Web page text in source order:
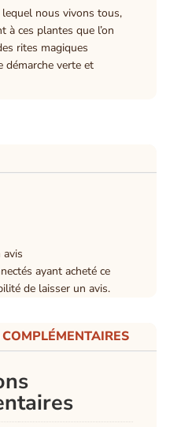
nous vivons tous,
à ces plantes que l’on
rites magiques
démarche verte et
avis
ayant acheté ce
de laisser un avis.